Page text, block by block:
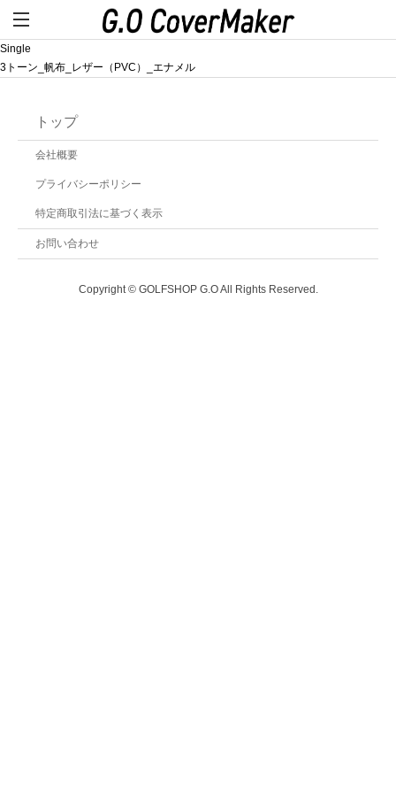
Single
3トーン_帆布_レザー（PVC）_エナメル
トップ
会社概要
プライバシーポリシー
特定商取引法に基づく表示
お問い合わせ
Copyright © GOLFSHOP G.O All Rights Reserved.